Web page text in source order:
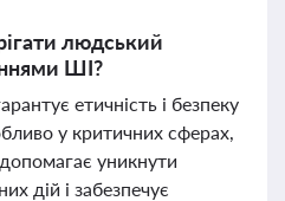
людський
ШІ?
етичність і безпеку
у критичних сферах,
уникнути
дій і забезпечує